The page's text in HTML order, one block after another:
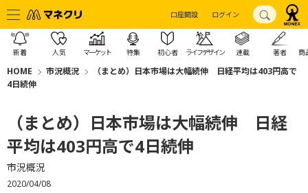
口座開設 ログイン
新着 人気 マーケット 特集 初心者 ライフデザイン 連載 著者 商
HOME 市況概況
（まとめ）日本市場は大幅続伸 日経平均は403円高で
4日続伸
（まとめ）日本市場は大幅続伸 日経
平均は403円高で4日続伸
市況概況
2020/04/08